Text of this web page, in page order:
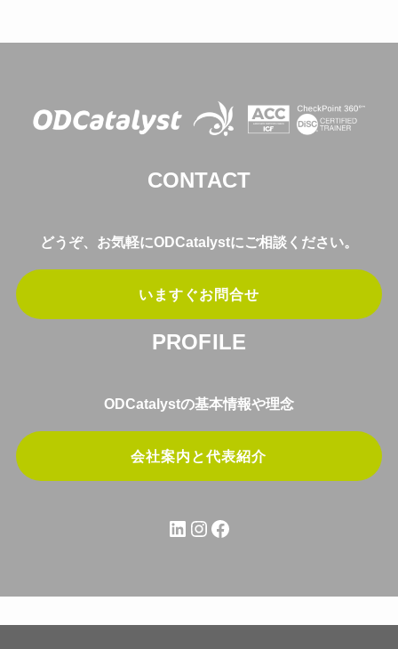
CONTACT
どうぞ、お気軽にODCatalystにご相談ください。
いますぐお問合せ
PROFILE
ODCatalystの基本情報や理念
会社案内と代表紹介
LinkedIn
Instagram
Facebook